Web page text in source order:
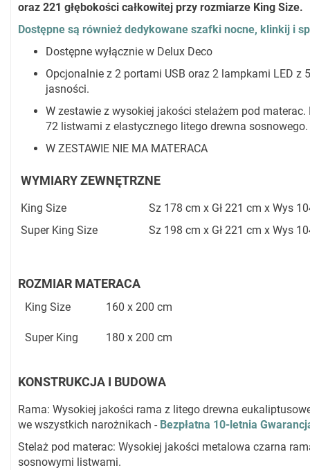
oraz 221 głębokości całkowitej przy rozmiarze King Size.
Dostępne są również dedykowane szafki nocne, klinkij i
Dostępne wyłącznie w Delux Deco
Opcjonalnie z 2 portami USB oraz 2 lampkami LED z
jasności.
W zestawie z wysokiej jakości stelażem pod
72 listwami z elastycznego litego drewna sosnowego.
W ZESTAWIE NIE MA MATERACA
WYMIARY ZEWNĘTRZNE
King Size
Sz 178 cm x Gł 221 cm x Wys
Super King Size
Sz 198 cm x Gł 221 cm x Wys
ROZMIAR MATERACA
King Size 160 x 200 cm
Super King 180 x 200 cm
KONSTRUKCJA I BUDOWA
Rama: Wysokiej jakości rama z litego drewna
we wszystkich narożnikach - Bezpłatna 10-letnia
Stelaż pod materac: Wysokiej jakości metalowa czarna
sosnowymi listwami.